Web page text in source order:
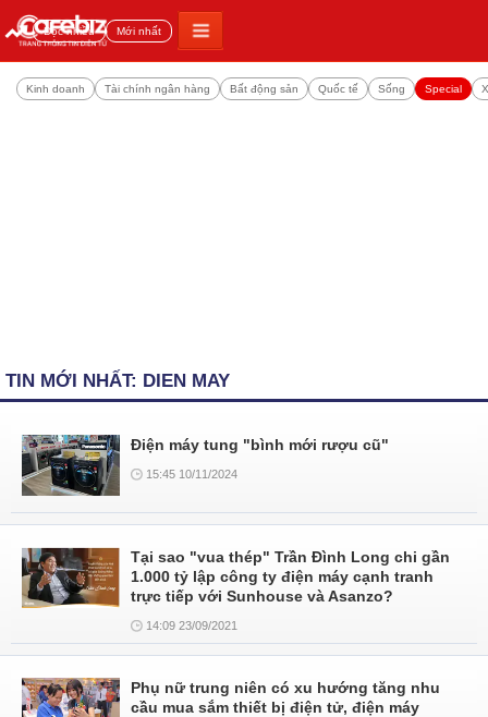
Đọc nhiều Mới nhất
Kinh doanh Tài chính ngân hàng Bất động sản Quốc tế Sống Special
TIN MỚI NHẤT: DIEN MAY
Điện máy tung "bình mới rượu cũ"
15:45 10/11/2024
Tại sao "vua thép" Trần Đình Long chi gần
1.000 tỷ lập công ty điện máy cạnh tranh
trực tiếp với Sunhouse và Asanzo?
14:09 23/09/2021
Phụ nữ trung niên có xu hướng tăng nhu
cầu mua sắm thiết bị điện tử, điện máy